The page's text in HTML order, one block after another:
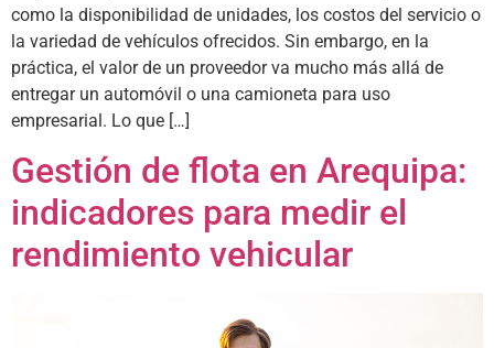
como la disponibilidad de unidades, los costos del servicio o
la variedad de vehículos ofrecidos. Sin embargo, en la
práctica, el valor de un proveedor va mucho más allá de
entregar un automóvil o una camioneta para uso
empresarial. Lo que […]
Gestión de flota en Arequipa:
indicadores para medir el
rendimiento vehicular